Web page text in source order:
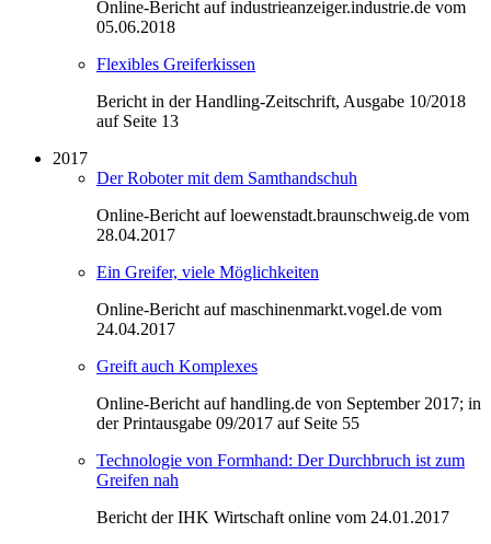
Online-Bericht auf industrieanzeiger.industrie.de vom
05.06.2018
Flexibles Greiferkissen
Bericht in der Handling-Zeitschrift, Ausgabe 10/2018
auf Seite 13
2017
Der Roboter mit dem Samthandschuh
Online-Bericht auf loewenstadt.braunschweig.de vom
28.04.2017
Ein Greifer, viele Möglichkeiten
Online-Bericht auf maschinenmarkt.vogel.de vom
24.04.2017
Greift auch Komplexes
Online-Bericht auf handling.de von September 2017; in
der Printausgabe 09/2017 auf Seite 55
Technologie von Formhand: Der Durchbruch ist zum
Greifen nah
Bericht der IHK Wirtschaft online vom 24.01.2017